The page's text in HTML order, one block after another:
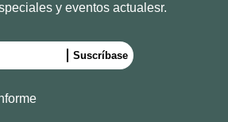
y eventos actualesr.